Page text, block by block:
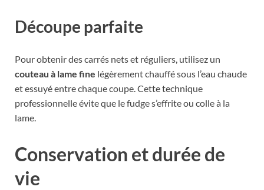
Découpe parfaite
Pour obtenir des carrés nets et réguliers, utilisez un
couteau à lame fine légèrement chauffé sous l’eau chaude
et essuyé entre chaque coupe. Cette technique
professionnelle évite que le fudge s’effrite ou colle à la
lame.
Conservation et durée de
vie